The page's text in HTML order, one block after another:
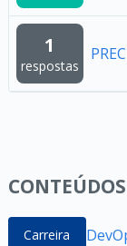
1
respostas
Carreira